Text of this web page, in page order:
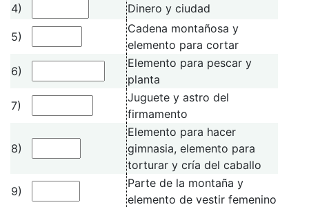
4)
Dinero y ciudad
5)
Cadena montañosa y
elemento para cortar
6)
Elemento para pescar y
planta
7)
Juguete y astro del
firmamento
8)
Elemento para hacer
gimnasia, elemento para
torturar y cría del caballo
9)
Parte de la montaña y
elemento de vestir femenino